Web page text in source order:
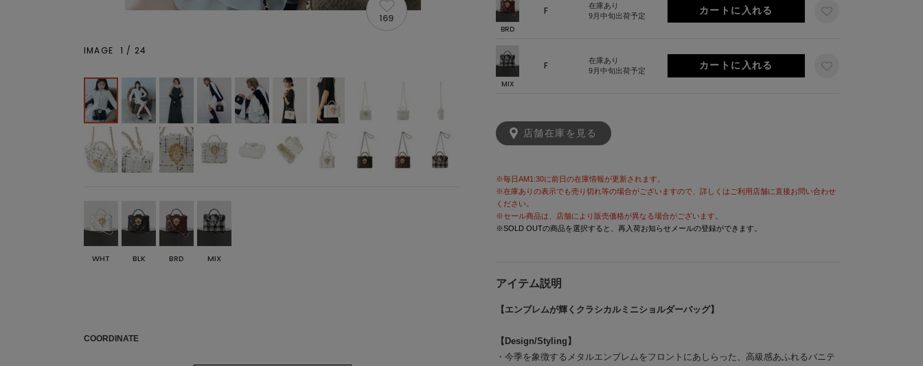
BRD
F
在庫あり
9月中旬出荷予定
MIX
F
在庫あり
9月中旬出荷予定
店舗在庫を見る
※毎日AM1:30に前日の在庫情報が更新されます。
※在庫ありの表示でも売り切れ等の場合がございますので、詳しくはご利用店舗に直接お問い合わせ
ください。
※セール商品は、店舗により販売価格が異なる場合がございます。
※SOLD OUTの商品を選択すると、再入荷お知らせメールの登録ができます。
アイテム説明
【エンブレムが輝くクラシカルミニショルダーバッグ】
【Design/Styling】
・今季を象徴するメタルエンブレムをフロントにあしらった、高級感あふれるバニテ
169
IMAGE 1 / 24
WHT BLK BRD MIX
COORDINATE